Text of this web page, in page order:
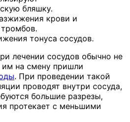
бляшку.
крови и
тонуса сосудов.
лечении сосудов обычно не
им на смену пришли
. При проведении такой
проводят внутри сосуда,
большие разрезы,
протекает с меньшими